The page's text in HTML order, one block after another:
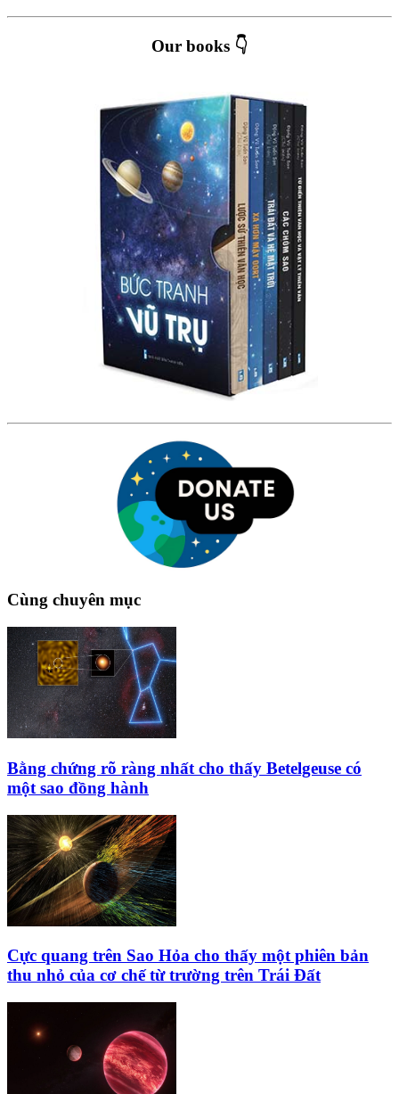
Our books 👇
Cùng chuyên mục
Bằng chứng rõ ràng nhất cho thấy Betelgeuse có
một sao đồng hành
Cực quang trên Sao Hỏa cho thấy một phiên bản
thu nhỏ của cơ chế từ trường trên Trái Đất